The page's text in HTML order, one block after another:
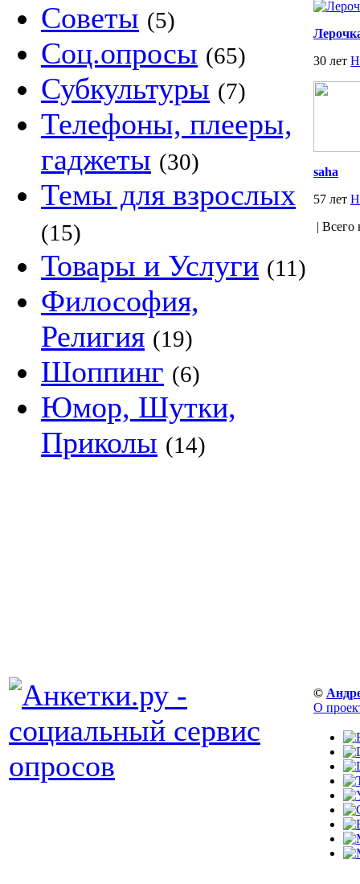
Советы (5)
Соц.опросы (65)
Субкультуры (7)
Телефоны, плееры,
гаджеты (30)
Темы для взрослых
(15)
Товары и Услуги (11)
Философия,
Религия (19)
Шоппинг (6)
Юмор, Шутки,
Приколы (14)
30 лет
saha
57 лет
| Всего
©
О